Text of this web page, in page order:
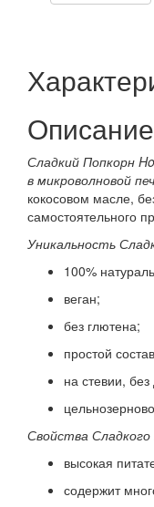
Описание
Сладкий Попкорн
в микроволновой
кокосовом масле,
самостоятельного
Уникальность
100%
веган;
без глютена;
простой
на стевии,
Свойства Сладкого
высокая
содержит